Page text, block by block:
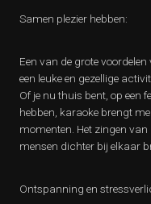
Samen plezier hebben:
Een van de grote
een leuke en gezellige
Of je nu thuis bent, op een
hebben, karaoke brengt
momenten. Het zingen van
mensen dichter bij elkaar
Ontspanning en